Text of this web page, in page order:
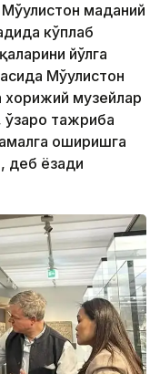
маданий
кўплаб
йўлга
Мўғулистон
хорижий музейлар
ўзаро тажриба
оширишга
деб ёзади